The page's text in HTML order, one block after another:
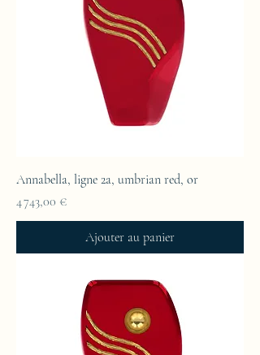
Annabella, ligne 2a, umbrian red, or
Prix
4 743,00 €
Ajouter au panier